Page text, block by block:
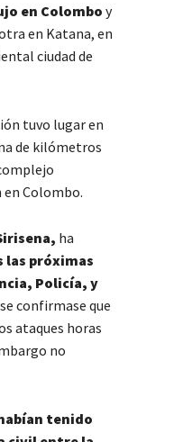
en Colombo y
en Katana, en
ciudad de
tuvo lugar en
de kilómetros
Colombo.
ha
próximas
Policía, y
confirmase que
ataques horas
no
tenido